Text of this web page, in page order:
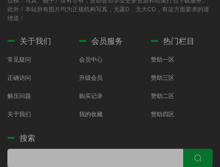
此外！本站所有图片均为正规机构写真，无露D，无大CD，有这方面要求的请
绕道！
关于我们
常见疑问
正确访问
解压问题
关于我们
会员服务
会员中心
升级会员
购买记录
我的收藏
热门栏目
赞助一区
赞助三区
赞助二区
赞助四区
搜索